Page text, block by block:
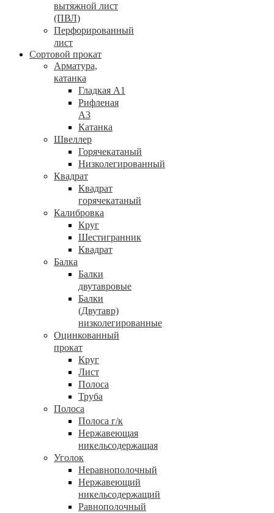
вытяжной лист
(ПВЛ)
Перфорированный
лист
Сортовой прокат
Арматура,
катанка
Гладкая А1
Рифленая
А3
Катанка
Швеллер
Горячекатаный
Низколегированный
Квадрат
Квадрат
горячекатаный
Калибровка
Круг
Шестигранник
Квадрат
Балка
Балки
двутавровые
Балки
(Двутавр)
низколегированные
Оцинкованный
прокат
Круг
Лист
Полоса
Труба
Полоса
Полоса г/к
Нержавеющая
никельсодержащая
Уголок
Неравнополочный
Нержавеющий
никельсодержащий
Равнополочный